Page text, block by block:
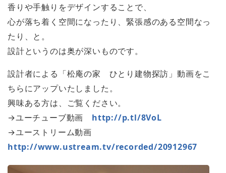
香りや手触りをデザインすることで、
心が落ち着く空間になったり、緊張感のある空間なっ
たり、と。
設計というのは奥が深いものです。
設計者による「松庵の家 ひとり建物探訪」動画をこ
ちらにアップいたしました。
興味ある方は、ご覧ください。
→ユーチューブ動画 http://p.tl/8VoL
→ユーストリーム動画
http://www.ustream.tv/recorded/20912967